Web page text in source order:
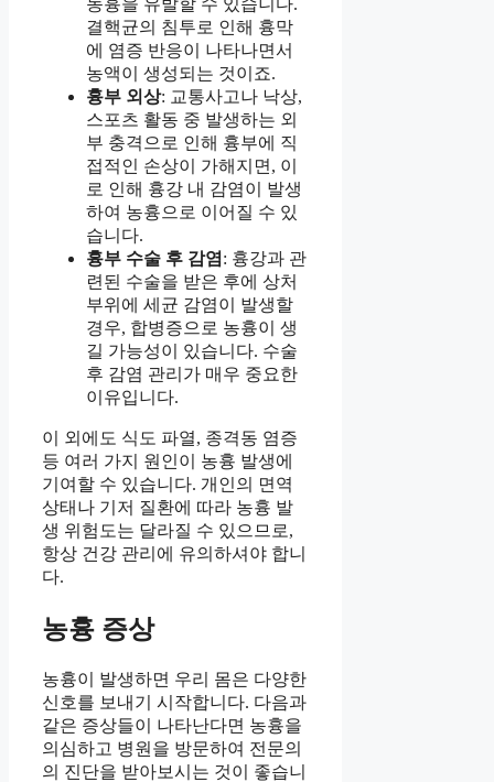
결핵균의 침투로 인해 흉막
에 염증 반응이 나타나면서
농액이 생성되는 것이죠.
흉부 외상: 교통사고나 낙상,
스포츠 활동 중 발생하는 외
부 충격으로 인해 흉부에 직
접적인 손상이 가해지면, 이
로 인해 흉강 내 감염이 발생
하여 농흉으로 이어질 수 있
습니다.
흉부 수술 후 감염 : 흉강과 관
련된 수술을 받은 후에 상처
부위에 세균 감염이 발생할
경우, 합병증으로 농흉이 생
길 가능성이 있습니다. 수술
후 감염 관리가 매우 중요한
이유입니다.
이 외에도 식도 파열, 종격동 염증
등 여러 가지 원인이 농흉 발생에
기여할 수 있습니다. 개인의 면역
상태나 기저 질환에 따라 농흉 발
생 위험도는 달라질 수 있으므로,
항상 건강 관리에 유의하셔야 합니
다.
농흉 증상
농흉이 발생하면 우리 몸은 다양한
신호를 보내기 시작합니다. 다음과
같은 증상들이 나타난다면 농흉을
의심하고 병원을 방문하여 전문의
의 진단을 받아보시는 것이 좋습니